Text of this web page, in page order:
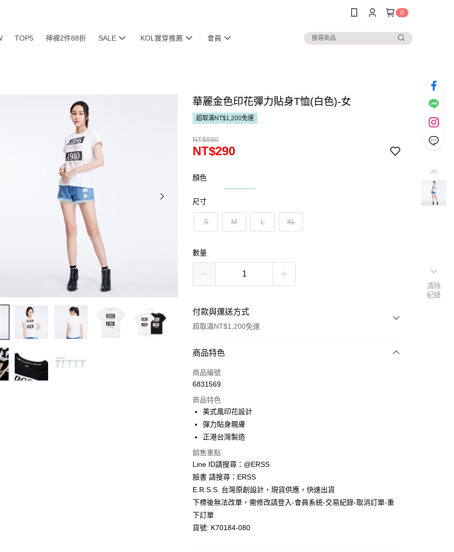
0
TOP5 神褲2件88折 SALE KOL實穿推薦 會員
華麗金色印花彈力貼身T恤(白色)-女
超取滿NT$1,200免運
NT$890
NT$290
顏色
尺寸
S M L XL
數量
付款與運送方式
超取滿NT$1,200免運
付款方式
信用卡一次付款
LINE Pay
Apple Pay
悠遊付
【關於「AFTEE先享後付」】
AFTEE先享後付是「在收到商品之後才付款」的支付方式。 讓您購物簡單
便利好安心！
１．簡單：不需註冊會員、不需綁卡、不需儲值。
ATM付款
商品特色
商品編號
6831569
商品特色
美式風印花設計
彈力貼身親膚
正港台灣製造
銷售重點
Line ID請搜尋：@ERSS
臉書 請搜尋：ERSS
E.R.S.S. 台灣原創設計，現貨供應，快速出貨
下標後無法改單，需修改請登入-會員系統-交易紀錄-取消訂單-重
下訂單
貨號: K70184-080
清除
紀錄